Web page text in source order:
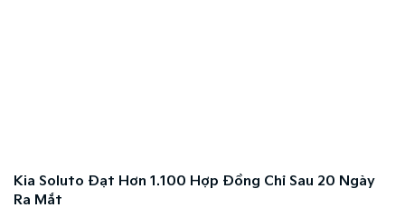
Kia Soluto Đạt Hơn 1.100 Hợp Đồng Chỉ Sau 20 Ngày
Ra Mắt